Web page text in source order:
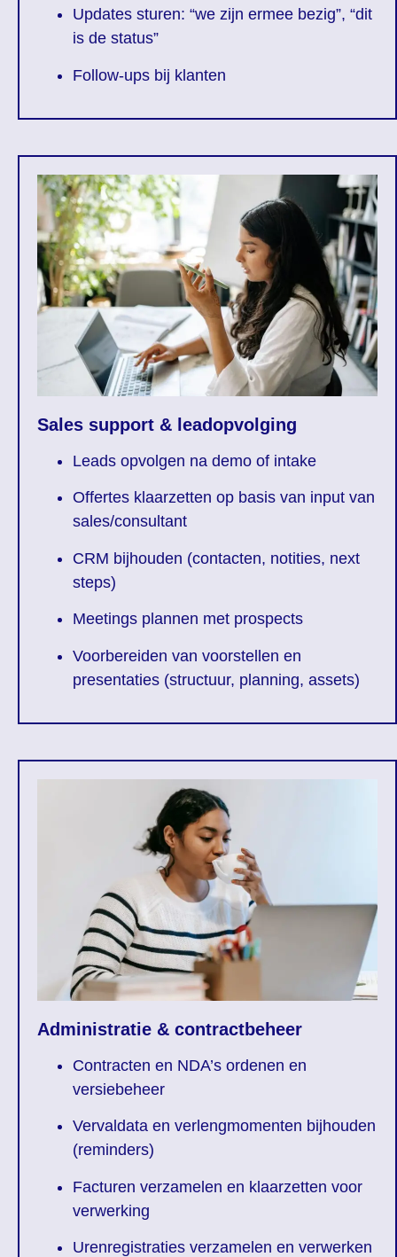
Updates sturen: “we zijn ermee bezig”, “dit
is de status”
Follow-ups bij klanten
Sales support & leadopvolging
Leads opvolgen na demo of intake
Offertes klaarzetten op basis van input van
sales/consultant
CRM bijhouden (contacten, notities, next
steps)
Meetings plannen met prospects
Voorbereiden van voorstellen en
presentaties (structuur, planning, assets)
Administratie & contractbeheer
Contracten en NDA’s ordenen en
versiebeheer
Vervaldata en verlengmomenten bijhouden
(reminders)
Facturen verzamelen en klaarzetten voor
verwerking
Urenregistraties verzamelen en verwerken